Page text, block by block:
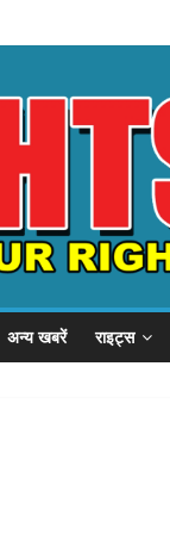
अन्य खबरें राइट्स